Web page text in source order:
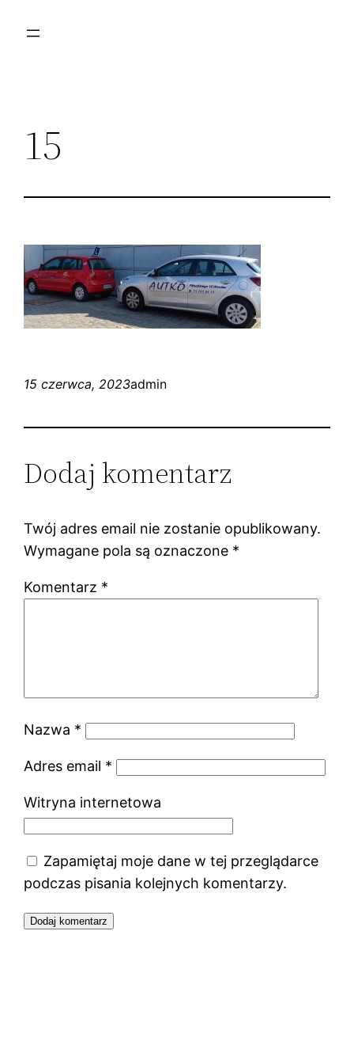
15
15 czerwca, 2023admin
Dodaj komentarz
Twój adres email nie zostanie opublikowany.
Wymagane pola są oznaczone *
Komentarz *
Nazwa *
Adres email *
Witryna internetowa
Zapamiętaj moje dane w tej przeglądarce
podczas pisania kolejnych komentarzy.